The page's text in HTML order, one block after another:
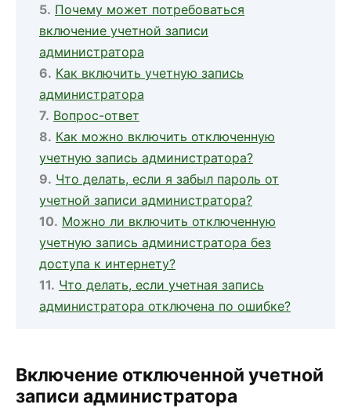
Почему может потребоваться
включение учетной записи
администратора
Как включить учетную запись
администратора
Вопрос-ответ
Как можно включить отключенную
учетную запись администратора?
Что делать, если я забыл пароль от
учетной записи администратора?
Можно ли включить отключенную
учетную запись администратора без
доступа к интернету?
Что делать, если учетная запись
администратора отключена по ошибке?
Включение отключенной учетной
записи администратора